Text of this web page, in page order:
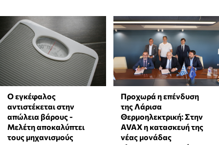
Ο εγκέφαλος
αντιστέκεται στην
απώλεια βάρους -
Μελέτη αποκαλύπτει
τους μηχανισμούς
Προχωρά η επένδυση
της Λάρισα
Θερμοηλεκτρική: Στην
AVAX η κατασκευή της
νέας μονάδας